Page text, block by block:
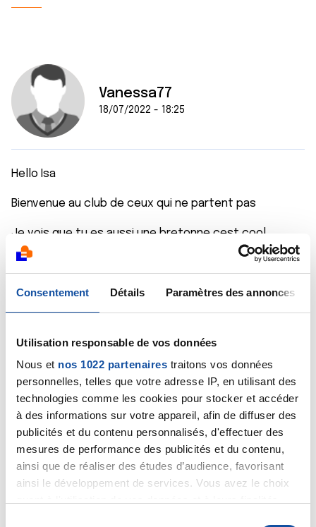
Consentement Détails Paramètres des annonces
Utilisation responsable de vos données
Nous et nos 1022 partenaires traitons vos données
personnelles, telles que votre adresse IP, en utilisant des
technologies comme les cookies pour stocker et accéder
à des informations sur votre appareil, afin de diffuser des
publicités et du contenu personnalisés, d'effectuer des
mesures de performance des publicités et du contenu,
ainsi que de réaliser des études d’audience, favorisant
ainsi le développement de services. Vous avez le choix
Vanessa77
18/07/2022 - 18:25
Hello Isa
Bienvenue au club de ceux qui ne partent pas
Je vois que tu es aussi une bretonne cest cool.
Tu as raison de profiter des bonnes choses de la vie
Fait le plus de plouf possible
Ne change rien
Bel été
Vanessa
Citer